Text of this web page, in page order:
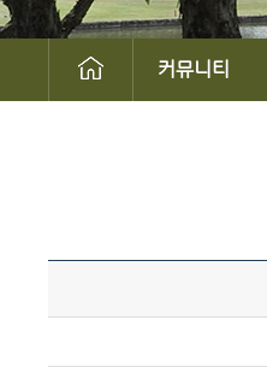
커뮤니티